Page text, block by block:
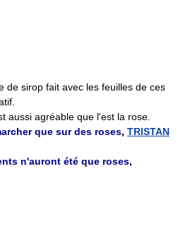
de sirop fait avec les feuilles de ces
aussi agréable que l'est la rose.
que sur des roses, TRISTAN
n'auront été que roses,